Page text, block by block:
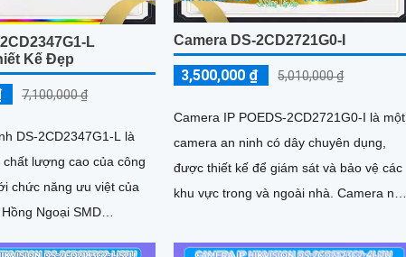
L
Kế Đẹp
7,100,000 ₫
DS-2CD2347G1-L là
chất lượng cao của công
Ngoại SMD
Camera DS-2CD2721G0-I
3,500,000 ₫ 5,010,000 ₫
Camera IP POEDS-2CD2721G0-I là một
camera an ninh có dây chuyên dụng,
được thiết kế để giám sát và bảo vệ các
khu vực trong và ngoài nhà. Camera này
cấp hình ảnh sắc nét và chi tiết